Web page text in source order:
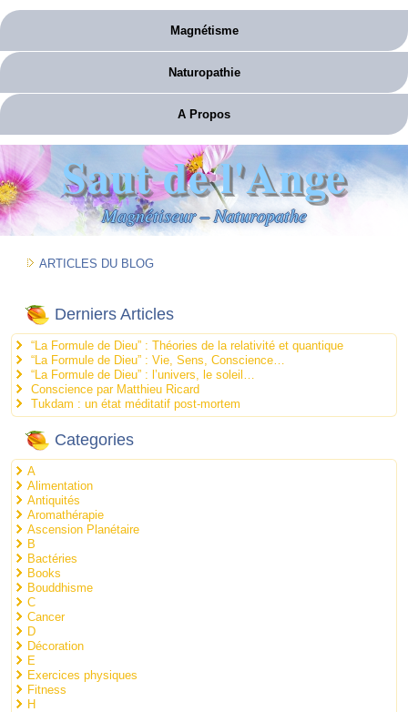
Magnétisme
Naturopathie
A Propos
Saut de l'Ange
Magnétiseur – Naturopathe
ARTICLES DU BLOG
Derniers Articles
“La Formule de Dieu” : Théories de la relativité et quantique
“La Formule de Dieu” : Vie, Sens, Conscience…
“La Formule de Dieu” : l’univers, le soleil…
Conscience par Matthieu Ricard
Tukdam : un état méditatif post-mortem
Categories
A
Alimentation
Antiquités
Aromathérapie
Ascension Planétaire
B
Bactéries
Books
Bouddhisme
C
Cancer
D
Décoration
E
Exercices physiques
Fitness
H